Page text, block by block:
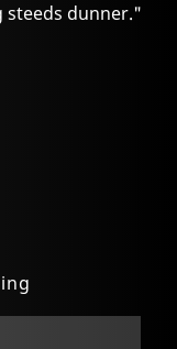
steeds dunner."